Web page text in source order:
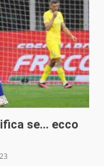
se… ecco